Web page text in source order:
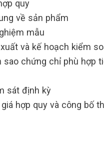
quy
về sản phẩm
mẫu
và kế hoạch kiểm
sao chứng chỉ phù hợp
sát định kỳ
giá hợp quy và công bố